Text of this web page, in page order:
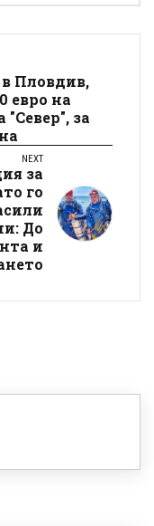
Пловдив,
евро на
"Север", за
NEXT
за
го
До
и